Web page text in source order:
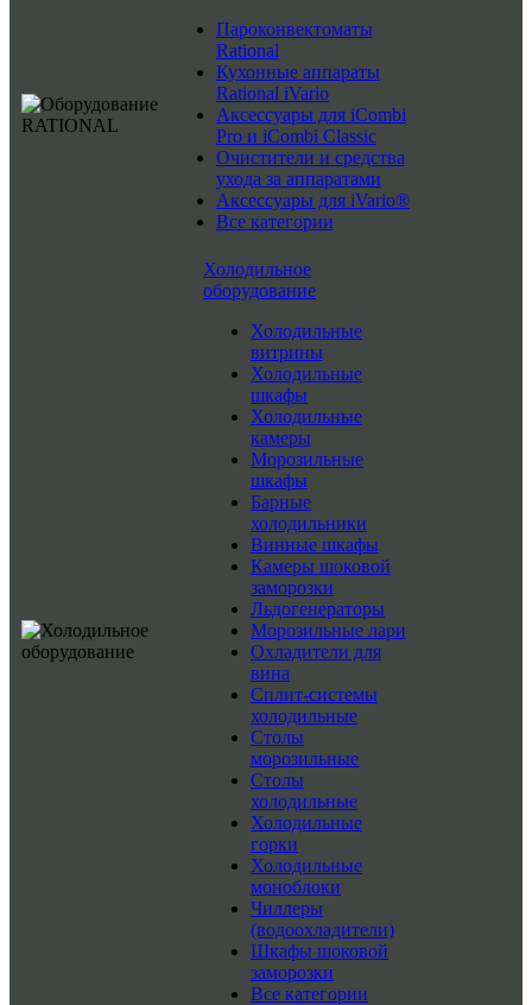
Пароконвектоматы
Rational
Кухонные аппараты
Rational iVario
Аксессуары для iCombi
Pro и iCombi Classic
Очистители и средства
ухода за аппаратами
Аксессуары для iVario®
Все категории
Холодильное
оборудование
Холодильные
витрины
Холодильные
шкафы
Холодильные
камеры
Морозильные
шкафы
Барные
холодильники
Винные шкафы
Камеры шоковой
заморозки
Льдогенераторы
Морозильные лари
Охладители для
вина
Сплит-системы
холодильные
Столы
морозильные
Столы
холодильные
Холодильные
горки
Холодильные
моноблоки
Чиллеры
(водоохладители)
Шкафы шоковой
заморозки
Все категории